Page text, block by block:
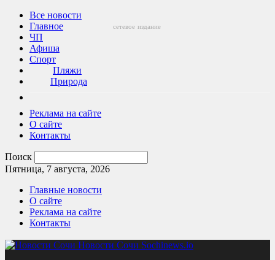
Все новости
Главное
ЧП
Афиша
Спорт
Пляжи
Природа
Реклама на сайте
О сайте
Контакты
Поиск
Пятница, 7 августа, 2026
Главные новости
О сайте
Реклама на сайте
Контакты
Новости Сочи Sochinews.io
сетевое издание